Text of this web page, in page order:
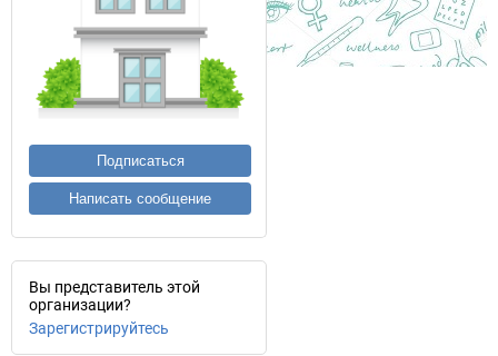
Подписаться
Написать сообщение
Вы представитель этой
организации?
Зарегистрируйтесь